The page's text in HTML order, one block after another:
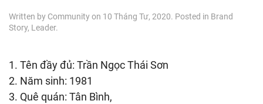
Written by Communityon 10 Tháng Tư, 2020. Posted in Brand
Story, Leader.
1. Tên đầy đủ: Trần Ngọc Thái Sơn
2. Năm sinh: 1981
3. Quê quán: Tân Bình,